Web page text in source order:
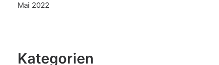
Mai 2022
Kategorien